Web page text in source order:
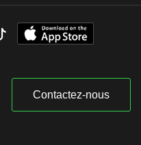
Contactez-nous